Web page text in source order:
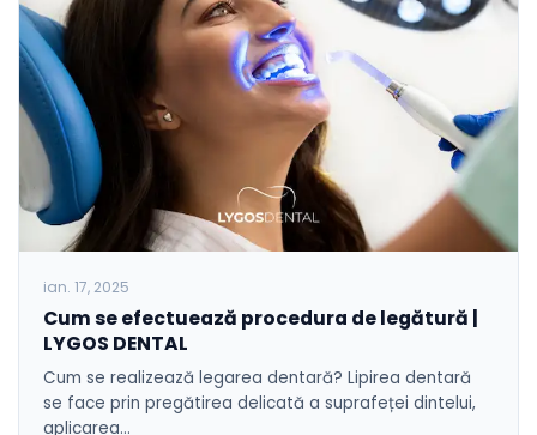
ian. 17, 2025
Cum se efectuează procedura de legătură |
LYGOS DENTAL
Cum se realizează legarea dentară? Lipirea dentară
se face prin pregătirea delicată a suprafeței dintelui,
aplicarea…